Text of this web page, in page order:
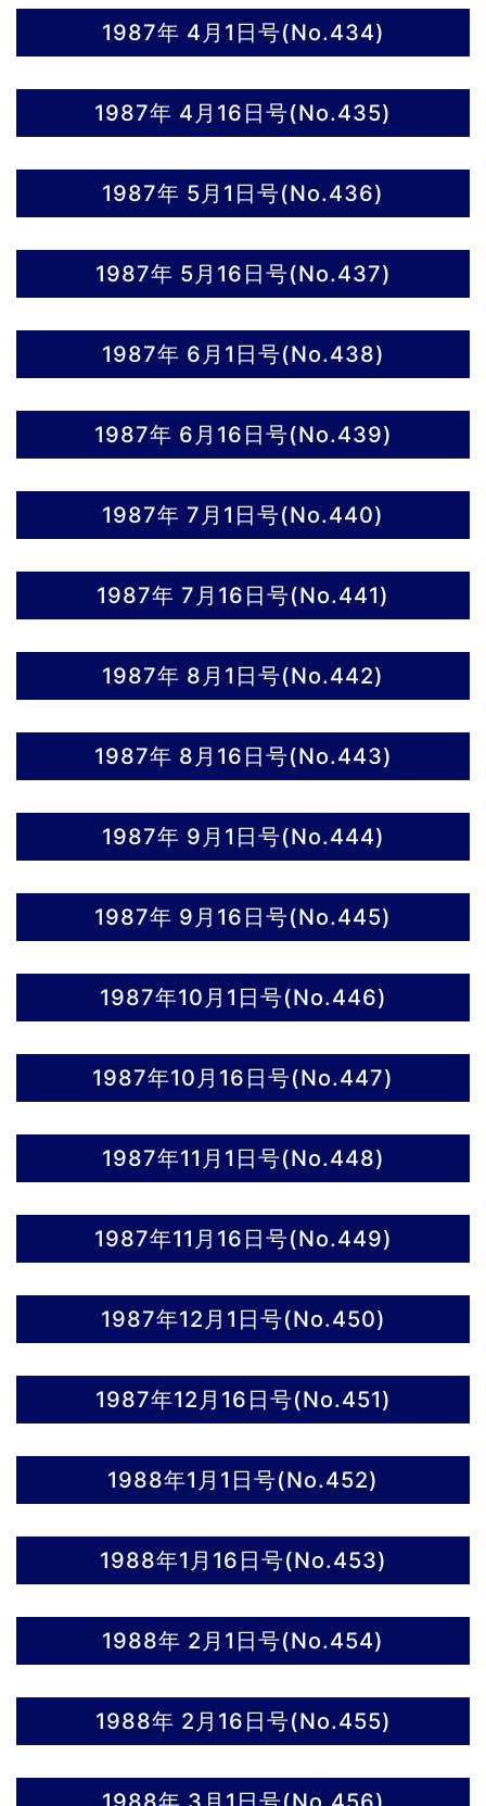
1987年 4月1日号(No.434)
1987年 4月16日号(No.435)
1987年 5月1日号(No.436)
1987年 5月16日号(No.437)
1987年 6月1日号(No.438)
1987年 6月16日号(No.439)
1987年 7月1日号(No.440)
1987年 7月16日号(No.441)
1987年 8月1日号(No.442)
1987年 8月16日号(No.443)
1987年 9月1日号(No.444)
1987年 9月16日号(No.445)
1987年10月1日号(No.446)
1987年10月16日号(No.447)
1987年11月1日号(No.448)
1987年11月16日号(No.449)
1987年12月1日号(No.450)
1987年12月16日号(No.451)
1988年1月1日号(No.452)
1988年1月16日号(No.453)
1988年 2月1日号(No.454)
1988年 2月16日号(No.455)